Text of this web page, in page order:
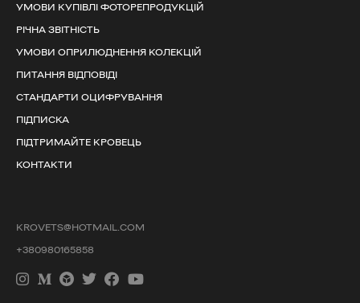
УМОВИ КУПІВЛІ ФОТОРЕПРОДУКЦІЙ
РІЧНА ЗВІТНІСТЬ
УМОВИ ОПРИЛЮДНЕННЯ КОЛЕКЦІЙ
ПИТАННЯ ВІДПОВІДІ
СТАНДАРТИ ОЦИФРУВАННЯ
ПІДПИСКА
ПІДТРИМАЙТЕ КРОВЕЦЬ
КОНТАКТИ
KROVETS@HOTMAIL.COM
+380980165858